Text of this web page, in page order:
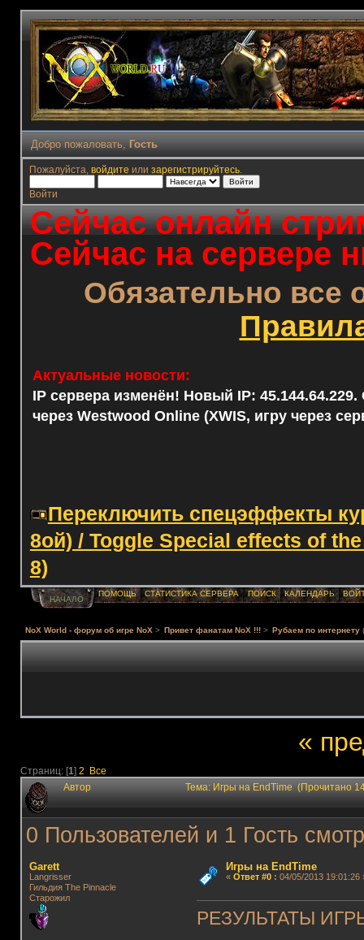
Добро пожаловать, Гость
Пожалуйста, войдите или зарегистрируйтесь.
Войти
Сейчас онлайн
Сейчас на сервере
Обязательно все
Актуальные новости:
IP сервера изменён! Новый IP: 45.144.64.229.
через Westwood Online (XWIS, игру через
Переключить спецэффекты
8ой) / Toggle Special effects of
8)
НАЧАЛО
ПОМОЩЬ СТАТИСТИКА СЕРВЕРА ПОИСК КАЛЕНДАРЬ
NoX World - форум об игре NoX > Привет фанатам NoX !!! > Рубаем по интернету
«
Страниц: [1] 2 Все
Автор Тема: Игры на EndTime (Прочитано
0 Пользователей и 1 Гость
Garett
Langrisser
Гильдия The Pinnacle
Старожил
Игры на EndTime
« Ответ #0: 04/05/2013 19:01:26
РЕЗУЛЬТАТЫ